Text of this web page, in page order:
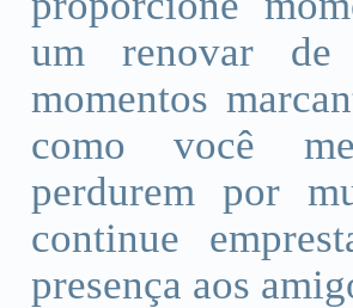
um renovar
momentos
como você
perdurem por
continue
presença aos